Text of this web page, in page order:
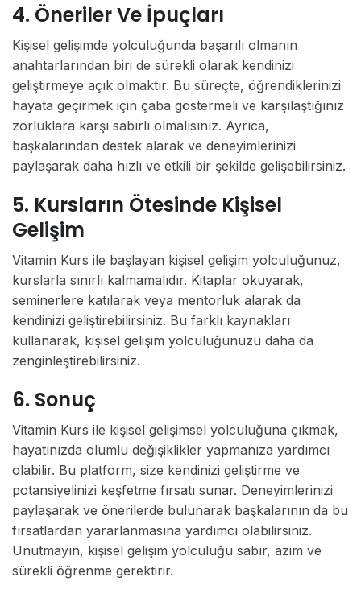
4. Öneriler Ve İpuçları
Kişisel gelişimde yolculuğunda başarılı olmanın
anahtarlarından biri de sürekli olarak kendinizi
geliştirmeye açık olmaktır. Bu süreçte, öğrendiklerinizi
hayata geçirmek için çaba göstermeli ve karşılaştığınız
zorluklara karşı sabırlı olmalısınız. Ayrıca,
başkalarından destek alarak ve deneyimlerinizi
paylaşarak daha hızlı ve etkili bir şekilde gelişebilirsiniz.
5. Kursların Ötesinde Kişisel
Gelişim
Vitamin Kurs ile başlayan kişisel gelişim yolculuğunuz,
kurslarla sınırlı kalmamalıdır. Kitaplar okuyarak,
seminerlere katılarak veya mentorluk alarak da
kendinizi geliştirebilirsiniz. Bu farklı kaynakları
kullanarak, kişisel gelişim yolculuğunuzu daha da
zenginleştirebilirsiniz.
6. Sonuç
Vitamin Kurs ile kişisel gelişimsel yolculuğuna çıkmak,
hayatınızda olumlu değişiklikler yapmanıza yardımcı
olabilir. Bu platform, size kendinizi geliştirme ve
potansiyelinizi keşfetme fırsatı sunar. Deneyimlerinizi
paylaşarak ve önerilerde bulunarak başkalarının da bu
fırsatlardan yararlanmasına yardımcı olabilirsiniz.
Unutmayın, kişisel gelişim yolculuğu sabır, azim ve
sürekli öğrenme gerektirir.